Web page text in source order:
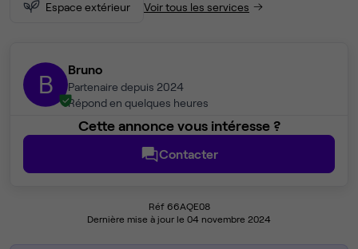
Espace extérieur Voir tous les services
B Bruno
Partenaire depuis 2024
Répond en quelques heures
Cette annonce vous intéresse ?
Contacter
Réf 66AQE08
Dernière mise à jour le 04 novembre 2024